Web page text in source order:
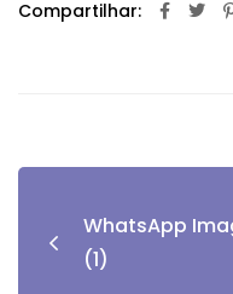
Compartilhar:
WhatsApp
(1)